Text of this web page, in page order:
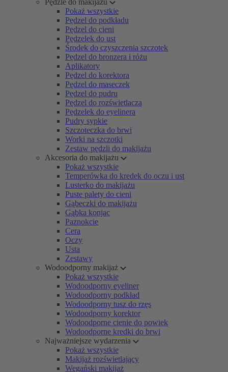
Pędzle do makijażu
Pokaż wszystkie
Pędzel do podkładu
Pędzel do cieni
Pędzelek do ust
Środek do czyszczenia szczotek
Pędzel do bronzera i różu
Aplikatory
Pędzel do korektora
Pędzel do maseczek
Pędzel do pudru
Pędzel do rozświetlacza
Pędzelek do eyelinera
Pudry sypkie
Szczoteczka do brwi
Worki na szczotki
Zestaw pędzli do makijażu
Akcesoria do makijażu
Pokaż wszystkie
Temperówka do kredek do oczu i ust
Lusterko do makijażu
Puste palety do cieni
Gąbeczki do makijażu
Gąbka konjac
Paznokcie
Cera
Oczy
Usta
Zestawy
Wodoodporny makijaż
Pokaż wszystkie
Wodoodporny eyeliner
Wodoodporny podkład
Wodoodporny tusz do rzęs
Wodoodporny korektor
Wodoodporne cienie do powiek
Wodoodporne kredki do brwi
Najważniejsze wydarzenia
Pokaż wszystkie
Makijaż rozświetlający
Wegański makijaż